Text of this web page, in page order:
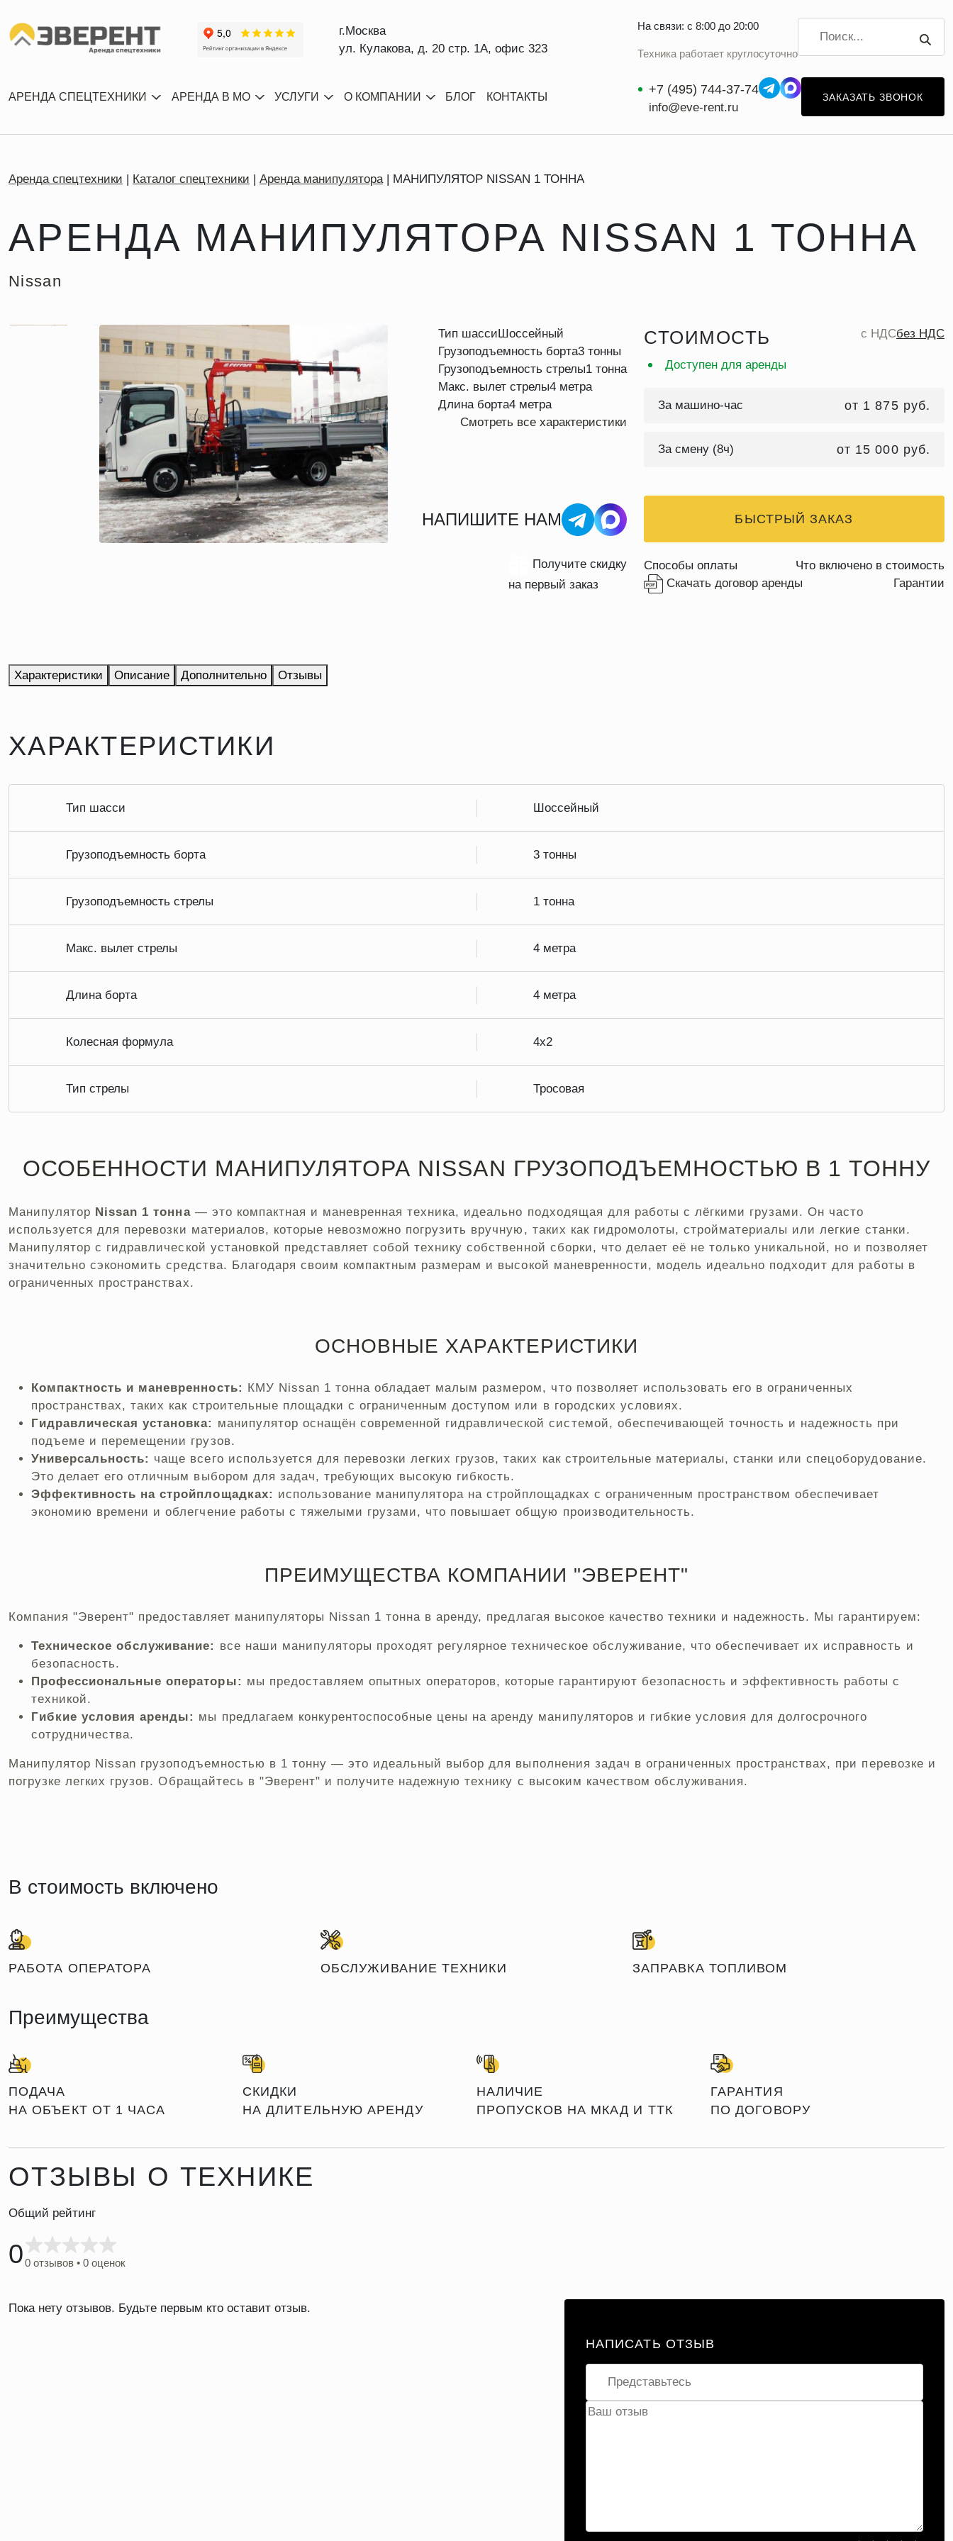
г.Москва
ул. Кулакова, д. 20 стр. 1А, офис 323
На связи: с 8:00 до 20:00
Техника работает круглосуточно
АРЕНДА СПЕЦТЕХНИКИ АРЕНДА В МО УСЛУГИ О КОМПАНИИ БЛОГ КОНТАКТЫ
+7 (495) 744-37-74
info@eve-rent.ru
ЗАКАЗАТЬ ЗВОНОК
Аренда спецтехники Каталог спецтехники Аренда манипулятора МАНИПУЛЯТОР NISSAN 1 ТОННА
АРЕНДА МАНИПУЛЯТОРА NISSAN 1 ТОННА
Nissan
СТОИМОСТЬ c НДСбез НДС
Доступен для аренды
За машино-час от 1 875 руб.
За смену (8ч) от 15 000 руб.
БЫСТРЫЙ ЗАКАЗ
Способы оплаты
Что включено в стоимость
Скачать договор аренды
Гарантии
Тип шассиШоссейный
Грузоподъемность борта3 тонны
Грузоподъемность стрелы1 тонна
Макс. вылет стрелы4 метра
Длина борта4 метра
Смотреть все характеристики
НАПИШИТЕ НАМ
Получите скидку
на первый заказ
Характеристики Описание Дополнительно Отзывы
ХАРАКТЕРИСТИКИ
Тип шасси Шоссейный
Грузоподъемность борта 3 тонны
Грузоподъемность стрелы 1 тонна
Макс. вылет стрелы 4 метра
Длина борта 4 метра
Колесная формула 4х2
Тип стрелы Тросовая
ОСОБЕННОСТИ МАНИПУЛЯТОРА NISSAN ГРУЗОПОДЪЕМНОСТЬЮ В 1 ТОННУ
Манипулятор Nissan 1 тонна— это компактная и маневренная техника, идеально подходящая для работы с лёгкими грузами. Он часто
используется для перевозки материалов, которые невозможно погрузить вручную, таких как гидромолоты, стройматериалы или легкие станки.
Манипулятор с гидравлической установкой представляет собой технику собственной сборки, что делает её не только уникальной, но и позволяет
значительно сэкономить средства. Благодаря своим компактным размерам и высокой маневренности, модель идеально подходит для работы в
ограниченных пространствах.
ОСНОВНЫЕ ХАРАКТЕРИСТИКИ
Компактность и маневренность: КМУ Nissan 1 тонна обладает малым размером, что позволяет использовать его в ограниченных
пространствах, таких как строительные площадки с ограниченным доступом или в городских условиях.
Гидравлическая установка: манипулятор оснащён современной гидравлической системой, обеспечивающей точность и надежность при
подъеме и перемещении грузов.
Универсальность: чаще всего используется для перевозки легких грузов, таких как строительные материалы, станки или спецоборудование.
Это делает его отличным выбором для задач, требующих высокую гибкость.
Эффективность на стройплощадках: использование манипулятора на стройплощадках с ограниченным пространством обеспечивает
экономию времени и облегчение работы с тяжелыми грузами, что повышает общую производительность.
ПРЕИМУЩЕСТВА КОМПАНИИ "ЭВЕРЕНТ"
Компания "Эверент" предоставляет манипуляторы Nissan 1 тонна в аренду, предлагая высокое качество техники и надежность. Мы гарантируем:
Техническое обслуживание: все наши манипуляторы проходят регулярное техническое обслуживание, что обеспечивает их исправность и
безопасность.
Профессиональные операторы: мы предоставляем опытных операторов, которые гарантируют безопасность и эффективность работы с
техникой.
Гибкие условия аренды: мы предлагаем конкурентоспособные цены на аренду манипуляторов и гибкие условия для долгосрочного
сотрудничества.
Манипулятор Nissan грузоподъемностью в 1 тонну — это идеальный выбор для выполнения задач в ограниченных пространствах, при перевозке и
погрузке легких грузов. Обращайтесь в "Эверент" и получите надежную технику с высоким качеством обслуживания.
В стоимость включено
РАБОТА ОПЕРАТОРА ОБСЛУЖИВАНИЕ ТЕХНИКИ ЗАПРАВКА ТОПЛИВОМ
Преимущества
ПОДАЧА
НА ОБЪЕКТ ОТ 1 ЧАСА
СКИДКИ
НА ДЛИТЕЛЬНУЮ АРЕНДУ
НАЛИЧИЕ
ПРОПУСКОВ НА МКАД И ТТК
ГАРАНТИЯ
ПО ДОГОВОРУ
ОТЗЫВЫ О ТЕХНИКЕ
Общий рейтинг
00 отзывов • 0 оценок
Пока нету отзывов. Будьте первым кто оставит отзыв.
НАПИСАТЬ ОТЗЫВ